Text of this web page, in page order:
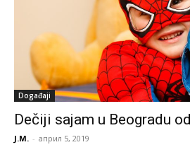
Događaji
Dečiji sajam u Beogradu
J.M. - април 5, 2019